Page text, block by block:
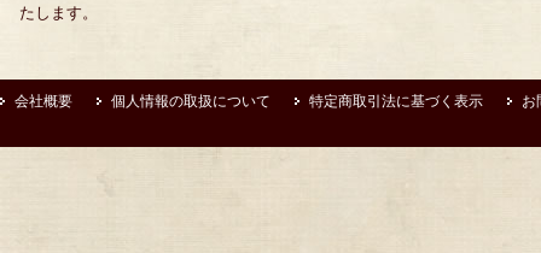
たします。
会社概要 個人情報の取扱について 特定商取引法に基づく表示 お